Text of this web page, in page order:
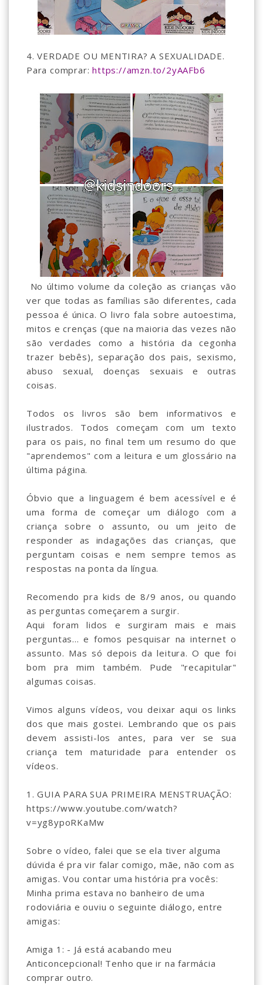
4. VERDADE OU MENTIRA? A SEXUALIDADE.
Para comprar:https://amzn.to/2yAAFb6
No último volume da coleção as crianças vão
ver que todas as famílias são diferentes, cada
pessoa é única. O livro fala sobre autoestima,
mitos e crenças (que na maioria das vezes não
são verdades como a história da cegonha
trazer bebês), separação dos pais, sexismo,
abuso sexual, doenças sexuais e outras
coisas.
Todos os livros são bem informativos e
ilustrados. Todos começam com um texto
para os pais, no final tem um resumo do que
"aprendemos" com a leitura e um glossário na
última página.
Óbvio que a linguagem é bem acessível e é
uma forma de começar um diálogo com a
criança sobre o assunto, ou um jeito de
responder as indagações das crianças, que
perguntam coisas e nem sempre temos as
respostas na ponta da língua.
Recomendo pra kids de 8/9 anos, ou quando
as perguntas começarem a surgir.
Aqui foram lidos e surgiram mais e mais
perguntas... e fomos pesquisar na internet o
assunto. Mas só depois da leitura. O que foi
bom pra mim também. Pude "recapitular"
algumas coisas.
Vimos alguns vídeos, vou deixar aqui os links
dos que mais gostei. Lembrando que os pais
devem assisti-los antes, para ver se sua
criança tem maturidade para entender os
vídeos.
1. GUIA PARA SUA PRIMEIRA MENSTRUAÇÃO:
https://www.youtube.com/watch?
v=yg8ypoRKaMw
Sobre o vídeo, falei que se ela tiver alguma
dúvida é pra vir falar comigo, mãe, não com as
amigas. Vou contar uma história pra vocês:
Minha prima estava no banheiro de uma
rodoviária e ouviu o seguinte diálogo, entre
amigas:
Amiga 1: - Já está acabando meu
Anticoncepcional! Tenho que ir na farmácia
comprar outro.